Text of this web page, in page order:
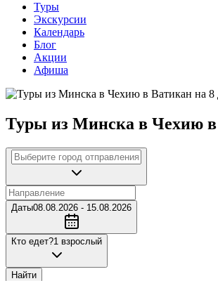
Туры
Экскурсии
Календарь
Блог
Акции
Афиша
Туры из Минска в Чехию в
Даты08.08.2026 - 15.08.2026
Кто едет?1 взрослый
Найти